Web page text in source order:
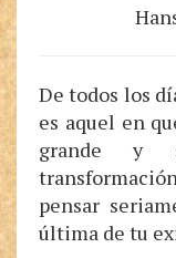
De todos los
es aquel en
grande y
pensar
última de tu